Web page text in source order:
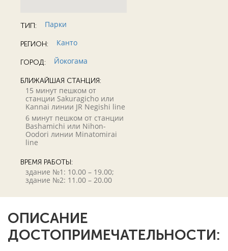
ТИП: Парки
РЕГИОН: Канто
ГОРОД: Йокогама
БЛИЖАЙШАЯ СТАНЦИЯ:
15 минут пешком от
станции Sakuragicho или
Kannai линии JR Negishi line
6 минут пешком от станции
Bashamichi или Nihon-
Oodori линии Minatomirai
line
ВРЕМЯ РАБОТЫ:
здание №1: 10.00 – 19.00;
здание №2: 11.00 – 20.00
ОПИСАНИЕ
ДОСТОПРИМЕЧАТЕЛЬНОСТИ: